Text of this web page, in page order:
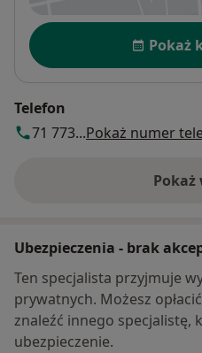
Dostępność
Pokaż
Telefon
71 773...Pokaż numer
Pokaż
Ubezpieczenia - brak
Ten specjalista przyjmuje
prywatnych. Możesz
znaleźć innego specjalistę,
ubezpieczenie.